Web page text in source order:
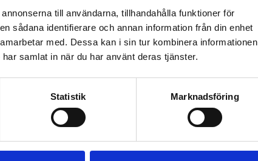
till användarna, tillhandahålla funktioner för
sådana identifierare och annan information från din enhet
med. Dessa kan i sin tur kombinera informationen
samlat in när du har använt deras tjänster.
Statistik Marknadsföring
Fördelar med att samla certifikat hos oss:
Kostnadseffektiv och samordnad revision